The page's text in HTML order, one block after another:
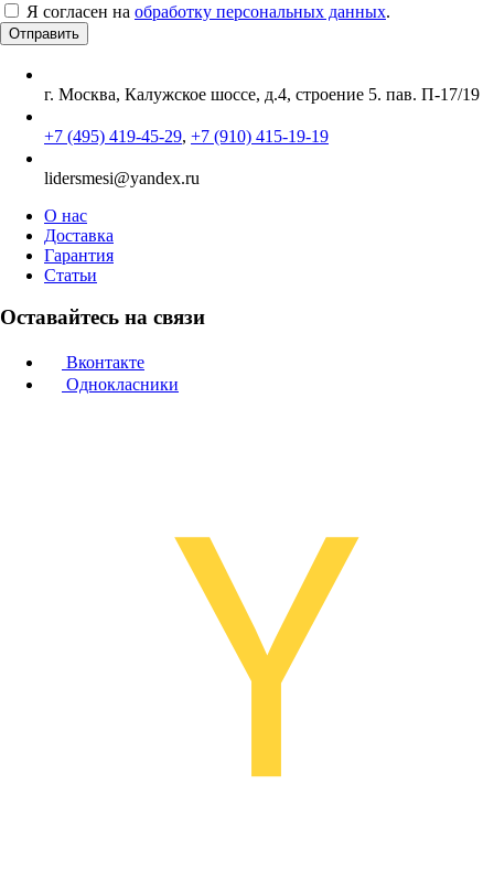
Я согласен на обработку персональных данных.
г. Москва, Калужское шоссе, д.4, строение 5. пав. П-17/19
+7 (495) 419-45-29, +7 (910) 415-19-19
lidersmesi@yandex.ru
О нас
Доставка
Гарантия
Статьи
Оставайтесь на связи
Вконтакте
Однокласники